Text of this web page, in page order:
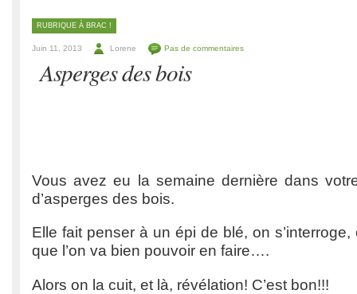
RUBRIQUE À BRAC !
Juin 11, 2013 Lorene Pas de commentaires
Asperges des bois
Vous avez eu la semaine dernière dans
d’asperges des bois.
Elle fait penser à un épi de blé, on
que l’on va bien pouvoir en faire….
Alors on la cuit, et là, révélation! C’est bon!!!